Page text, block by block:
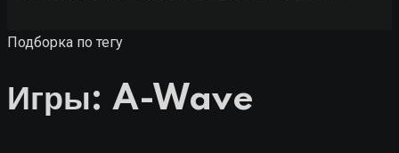
Подборка по тегу
Игры: A-Wave